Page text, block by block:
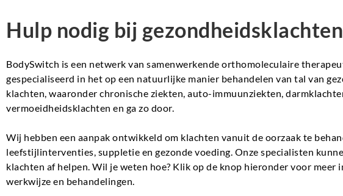
Hulp nodig bij
BodySwitch is een netwerk van samenwerkende orthomoleculaire
gespecialiseerd in het op een natuurlijke manier behandelen van tal van
klachten, waaronder chronische ziekten, auto-immuunziekten,
vermoeidheidsklachten en ga zo door.
Wij hebben een aanpak ontwikkeld om klachten vanuit de oorzaak te
leefstijlinterventies, suppletie en gezonde voeding. Onze specialisten
klachten af helpen. Wil je weten hoe? Klik op de knop hieronder voor meer
werkwijze en behandelingen.